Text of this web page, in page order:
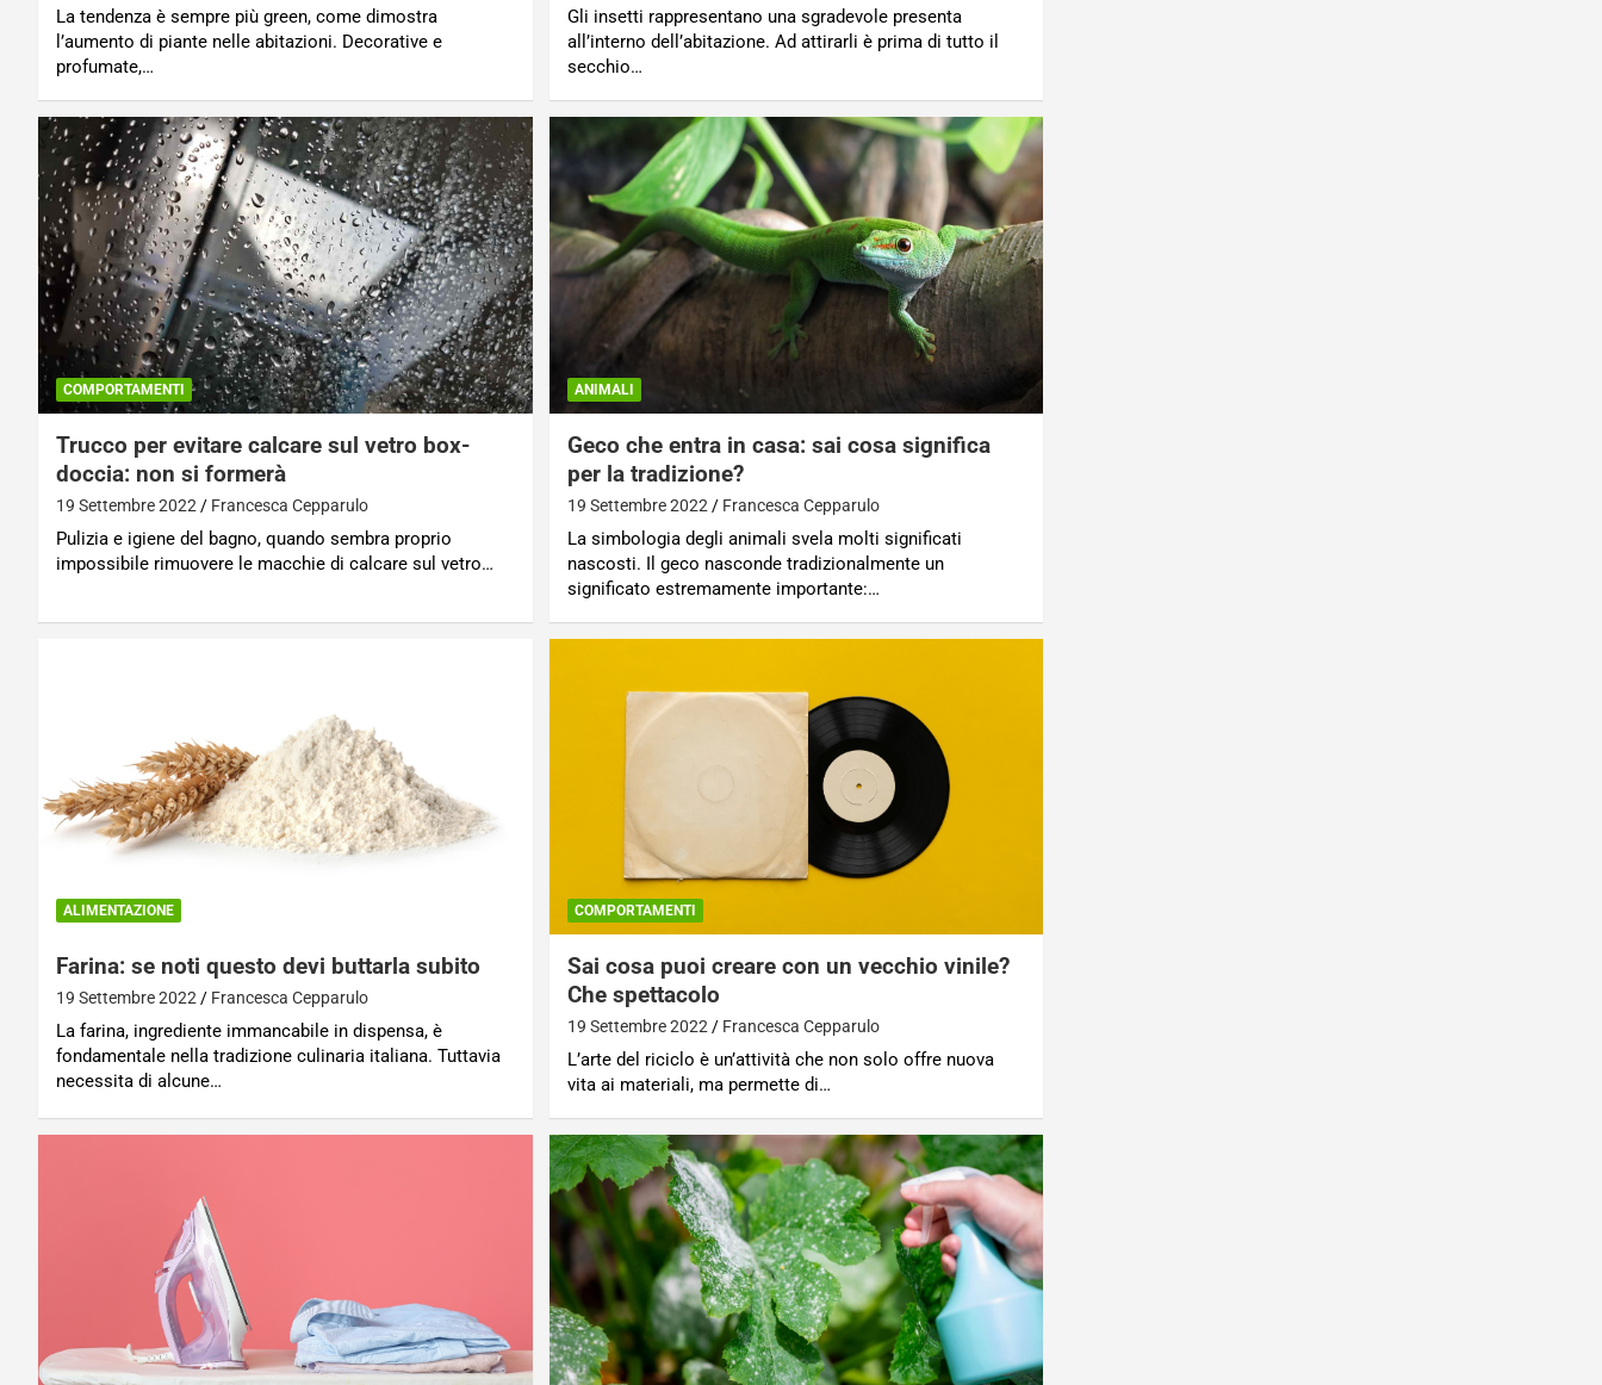
La tendenza è sempre più green, come dimostra
l’aumento di piante nelle abitazioni. Decorative e
profumate,…
Gli insetti rappresentano una sgradevole presenta
all’interno dell’abitazione. Ad attirarli è prima di tutto il
secchio…
COMPORTAMENTI
Trucco per evitare calcare sul vetro box-
doccia: non si formerà
19 Settembre 2022 Francesca Cepparulo
Pulizia e igiene del bagno, quando sembra proprio
impossibile rimuovere le macchie di calcare sul vetro…
ANIMALI
Geco che entra in casa: sai cosa significa
per la tradizione?
19 Settembre 2022 Francesca Cepparulo
La simbologia degli animali svela molti significati
nascosti. Il geco nasconde tradizionalmente un
significato estremamente importante:…
ALIMENTAZIONE
Farina: se noti questo devi buttarla subito
19 Settembre 2022 Francesca Cepparulo
La farina, ingrediente immancabile in dispensa, è
fondamentale nella tradizione culinaria italiana. Tuttavia
necessita di alcune…
COMPORTAMENTI
Sai cosa puoi creare con un vecchio vinile?
Che spettacolo
19 Settembre 2022 Francesca Cepparulo
L’arte del riciclo è un’attività che non solo offre nuova
vita ai materiali, ma permette di…